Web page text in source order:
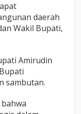
daerah
Wakil Bupati,
Amirudin
sambutan.